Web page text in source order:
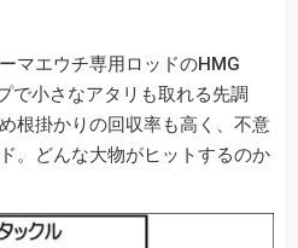
マエウチ専用ロッドのHMG
で小さなアタリも取れる先調
根掛かりの回収率も高く、不意
。どんな大物がヒットするのか